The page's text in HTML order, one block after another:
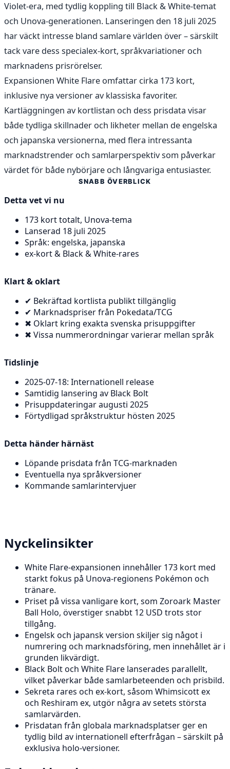
Violet-era, med tydlig koppling till Black & White-temat
och Unova-generationen. Lanseringen den 18 juli 2025
har väckt intresse bland samlare världen över – särskilt
tack vare dess specialex-kort, språkvariationer och
marknadens prisrörelser.
Expansionen White Flare omfattar cirka 173 kort,
inklusive nya versioner av klassiska favoriter.
Kartläggningen av kortlistan och dess prisdata visar
både tydliga skillnader och likheter mellan de engelska
och japanska versionerna, med flera intressanta
marknadstrender och samlarperspektiv som påverkar
värdet för både nybörjare och långvariga entusiaster.
SNABB ÖVERBLICK
Detta vet vi nu
173 kort totalt, Unova-tema
Lanserad 18 juli 2025
Språk: engelska, japanska
ex-kort & Black & White-rares
Klart & oklart
✔ Bekräftad kortlista publikt tillgänglig
✔ Marknadspriser från Pokedata/TCG
✖ Oklart kring exakta svenska prisuppgifter
✖ Vissa nummerordningar varierar mellan språk
Tidslinje
2025-07-18: Internationell release
Samtidig lansering av Black Bolt
Prisuppdateringar augusti 2025
Förtydligad språkstruktur hösten 2025
Detta händer härnäst
Löpande prisdata från TCG-marknaden
Eventuella nya språkversioner
Kommande samlarintervjuer
Nyckelinsikter
White Flare-expansionen innehåller 173 kort med
starkt fokus på Unova-regionens Pokémon och
tränare.
Priset på vissa vanligare kort, som Zoroark Master
Ball Holo, överstiger snabbt 12 USD trots stor
tillgång.
Engelsk och japansk version skiljer sig något i
numrering och marknadsföring, men innehållet är i
grunden likvärdigt.
Black Bolt och White Flare lanserades parallellt,
vilket påverkar både samlarbeteenden och prisbild.
Sekreta rares och ex-kort, såsom Whimsicott ex
och Reshiram ex, utgör några av setets största
samlarvärden.
Prisdatan från globala marknadsplatser ger en
tydlig bild av internationell efterfrågan – särskilt på
exklusiva holo-versioner.